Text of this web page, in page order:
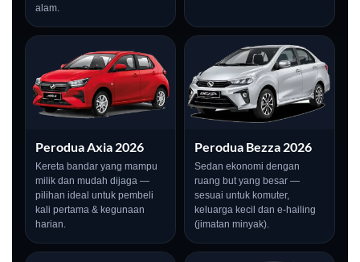
alam.
Perodua Axia 2026
Kereta bandar yang mampu
milik dan mudah dijaga —
pilihan ideal untuk pembeli
kali pertama & kegunaan
harian.
Perodua Bezza 2026
Sedan ekonomi dengan
ruang but yang besar —
sesuai untuk komuter,
keluarga kecil dan e-hailing
(jimatan minyak).